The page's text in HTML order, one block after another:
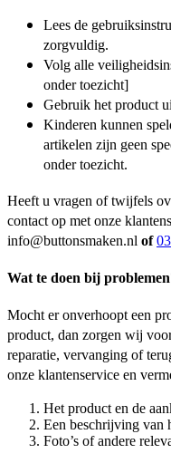
Lees de
zorgvuldig.
Volg alle
onder toezicht]
Gebruik het product
Kinderen kunnen
artikelen zijn geen
onder toezicht.
Heeft u vragen of twijfels
contact op met onze
info@buttonsmaken.nl of
Wat te doen bij
Mocht er onverhoopt een
product, dan zorgen wij
reparatie, vervanging of
onze klantenservice en
Het product en de
Een beschrijving van
Foto’s of andere